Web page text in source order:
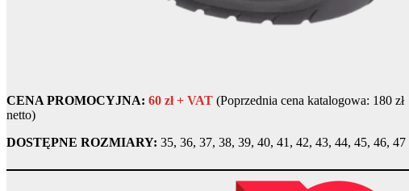
CENA PROMOCYJNA: 60 zł + VAT (Poprzednia cena katalogowa: 180 zł
netto)
DOSTĘPNE ROZMIARY: 35, 36, 37, 38, 39, 40, 41, 42, 43, 44, 45, 46, 47